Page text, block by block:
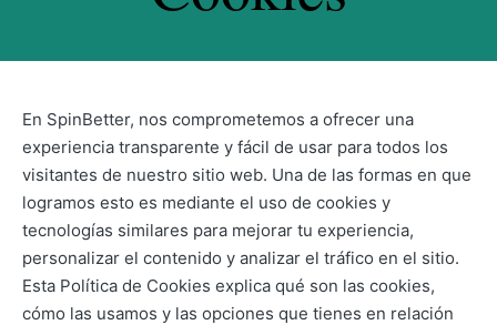
En SpinBetter, nos comprometemos a ofrecer una
experiencia transparente y fácil de usar para todos los
visitantes de nuestro sitio web. Una de las formas en que
logramos esto es mediante el uso de cookies y
tecnologías similares para mejorar tu experiencia,
personalizar el contenido y analizar el tráfico en el sitio.
Esta Política de Cookies explica qué son las cookies,
cómo las usamos y las opciones que tienes en relación